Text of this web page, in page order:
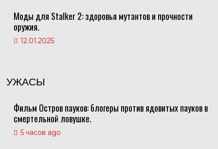
Моды для Stalker 2: здоровья мутантов и прочности
оружия.
12.01.2025
УЖАСЫ
Фильм Остров пауков: блогеры против ядовитых пауков в
смертельной ловушке.
5 часов ago